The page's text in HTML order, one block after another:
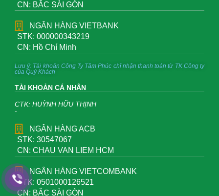
CN: BẮC SÀI GÒN
NGÂN HÀNG VIETBANK
STK: 000000343219
CN: Hồ Chí Minh
Lưu ý: Tài khoản Công Ty Tâm Phúc chỉ nhận thanh toán từ TK Công ty
của Quý Khách
TÀI KHOẢN CÁ NHÂN
CTK: HUỲNH HỮU THỊNH
-
NGÂN HÀNG ACB
STK: 30547067
CN: CHAU VAN LIEM HCM
NGÂN HÀNG VIETCOMBANK
STK: 0501000126521
CN: BẮC SÀI GÒN